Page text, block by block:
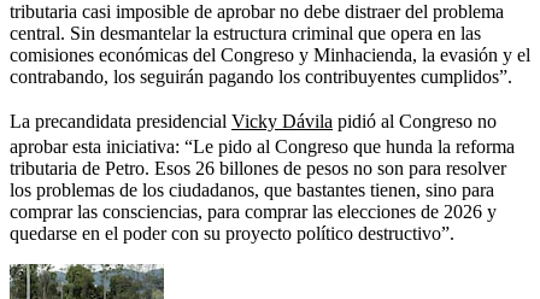
tributaria casi imposible de aprobar no debe distraer del problema
central. Sin desmantelar la estructura criminal que opera en las
comisiones económicas del Congreso y Minhacienda, la evasión y el
contrabando, los seguirán pagando los contribuyentes cumplidos”.
La precandidata presidencial Vicky Dávila pidió al Congreso no
aprobar esta iniciativa: “Le pido al Congreso que hunda la reforma
tributaria de Petro. Esos 26 billones de pesos no son para resolver
los problemas de los ciudadanos, que bastantes tienen, sino para
comprar las consciencias, para comprar las elecciones de 2026 y
quedarse en el poder con su proyecto político destructivo”.